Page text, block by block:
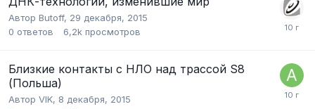
Автор Butoff, 29 декабря, 2015
0 ответов 6,2k просмотров
Близкие контакты с НЛО над трассой S8
(Польша)
Автор VIK, 8 декабря, 2015